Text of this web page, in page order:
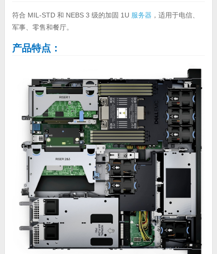
符合 MIL-STD 和 NEBS 3 级的加固 1U 服务器 ，适用于电信、
军事、零售和餐厅。
产品特点：